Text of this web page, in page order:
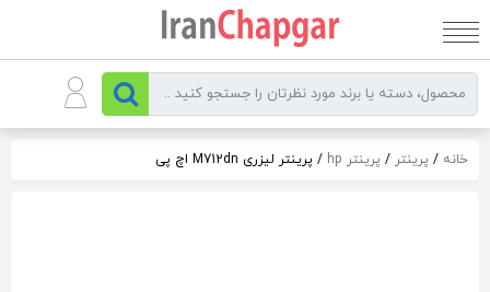
به
خانه / پرینتر / پرینتر hp / پرینتر لیزری M712dn اچ پی